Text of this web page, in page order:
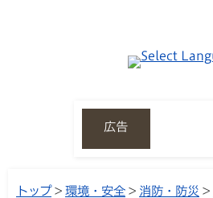
広告
トップ> 環境・安全 > 消防・防災 >